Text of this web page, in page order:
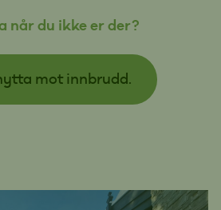
når du ikke er der?
mot innbrudd.